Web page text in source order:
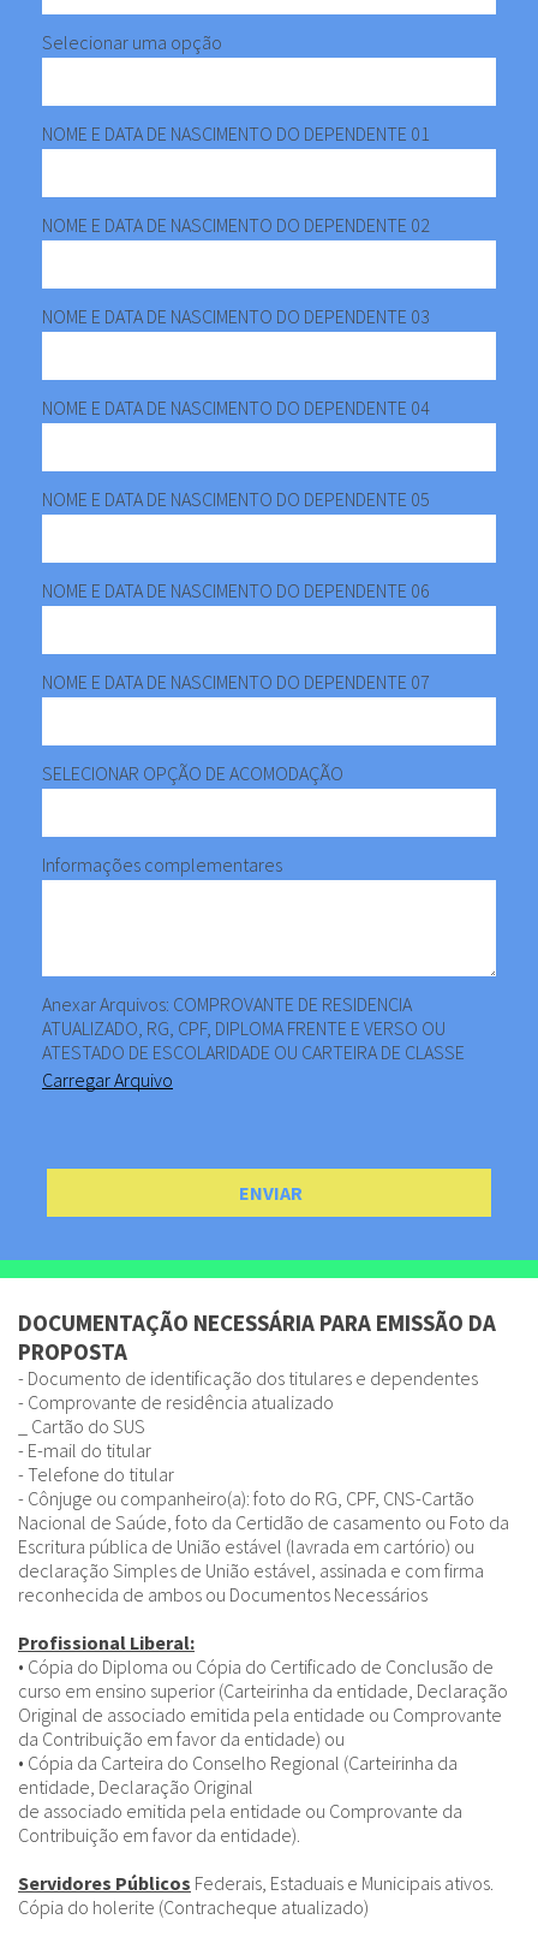
Selecionar uma opção
NOME E DATA DE NASCIMENTO DO DEPENDENTE 01
NOME E DATA DE NASCIMENTO DO DEPENDENTE 02
NOME E DATA DE NASCIMENTO DO DEPENDENTE 03
NOME E DATA DE NASCIMENTO DO DEPENDENTE 04
NOME E DATA DE NASCIMENTO DO DEPENDENTE 05
NOME E DATA DE NASCIMENTO DO DEPENDENTE 06
NOME E DATA DE NASCIMENTO DO DEPENDENTE 07
SELECIONAR OPÇÃO DE ACOMODAÇÃO
Informações complementares
Anexar Arquivos: COMPROVANTE DE RESIDENCIA
ATUALIZADO, RG, CPF, DIPLOMA FRENTE E VERSO OU
ATESTADO DE ESCOLARIDADE OU CARTEIRA DE CLASSE
Carregar Arquivo
DOCUMENTAÇÃO NECESSÁRIA PARA EMISSÃO DA
PROPOSTA
- Documento de identificação dos titulares e dependentes
- Comprovante de residência atualizado
_ Cartão do SUS
- E-mail do titular
- Telefone do titular
- Cônjuge ou companheiro(a): foto do RG, CPF, CNS-Cartão
Nacional de Saúde, foto da Certidão de casamento ou Foto da
Escritura pública de União estável (lavrada em cartório) ou
declaração Simples de União estável, assinada e com firma
reconhecida de ambos ou Documentos Necessários
Profissional Liberal:
• Cópia do Diploma ou Cópia do Certificado de Conclusão de
curso em ensino superior (Carteirinha da entidade, Declaração
Original de associado emitida pela entidade ou Comprovante
da Contribuição em favor da entidade) ou
• Cópia da Carteira do Conselho Regional (Carteirinha da
entidade, Declaração Original
de associado emitida pela entidade ou Comprovante da
Contribuição em favor da entidade).
Servidores Públicos Federais, Estaduais e Municipais ativos.
Cópia do holerite (Contracheque atualizado)